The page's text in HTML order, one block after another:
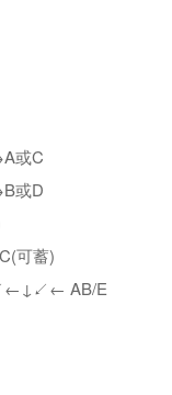
或C
或D
可蓄)
AB/E